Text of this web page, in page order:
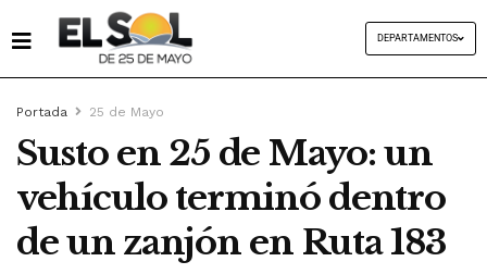
DEPARTAMENTOS
Portada 25 de Mayo
Susto en 25 de Mayo: un
vehículo terminó dentro
de un zanjón en Ruta 183